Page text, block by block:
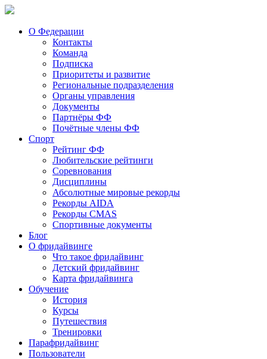
О Федерации
Контакты
Команда
Подписка
Приоритеты и развитие
Региональные подразделения
Органы управления
Документы
Партнёры ФФ
Почётные члены ФФ
Спорт
Рейтинг ФФ
Любительские рейтинги
Соревнования
Дисциплины
Абсолютные мировые рекорды
Рекорды AIDA
Рекорды CMAS
Спортивные документы
Блог
О фридайвинге
Что такое фридайвинг
Детский фридайвинг
Карта фридайвинга
Обучение
История
Курсы
Путешествия
Тренировки
Парафридайвинг
Пользователи